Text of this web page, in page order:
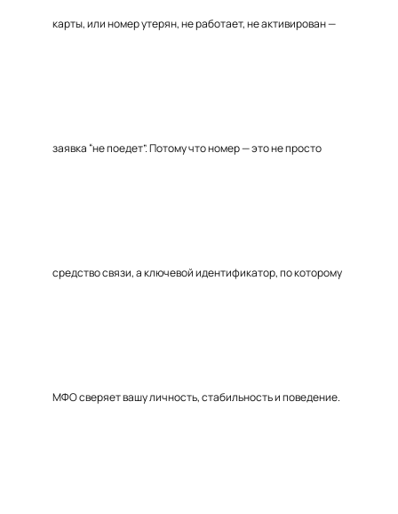
карты, или номер утерян, не работает, не активирован —
заявка “не поедет”. Потому что номер — это не просто
средство связи, а ключевой идентификатор, по которому
МФО сверяет вашу личность, стабильность и поведение.